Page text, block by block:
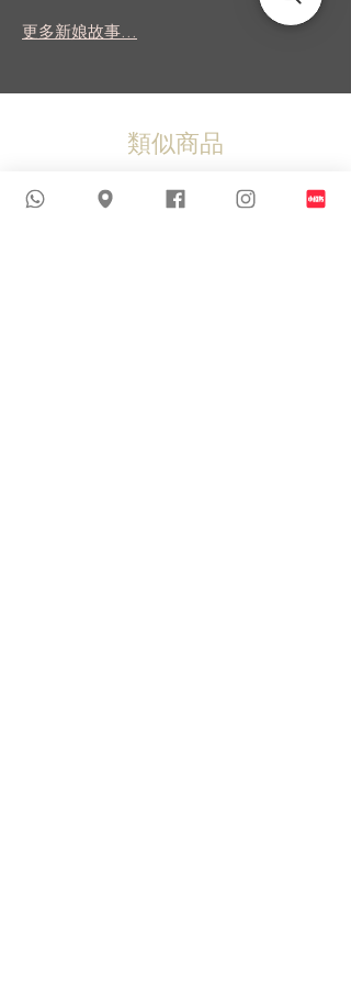
更多新娘故事...
類似商品
新到貨品